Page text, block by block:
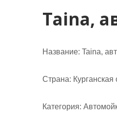
Taina,
Название: Taina,
Страна:
Категория: